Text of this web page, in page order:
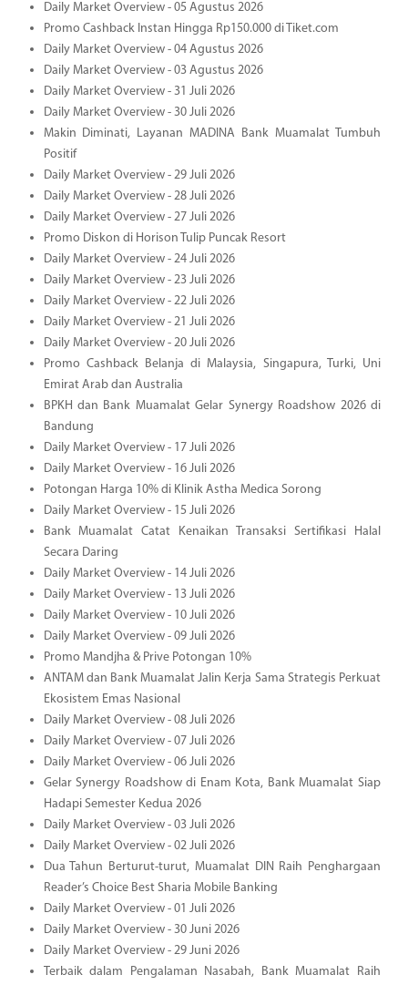
Daily Market Overview - 05 Agustus 2026
Promo Cashback Instan Hingga Rp150.000 di Tiket.com
Daily Market Overview - 04 Agustus 2026
Daily Market Overview - 03 Agustus 2026
Daily Market Overview - 31 Juli 2026
Daily Market Overview - 30 Juli 2026
Makin Diminati, Layanan MADINA Bank Muamalat Tumbuh
Positif
Daily Market Overview - 29 Juli 2026
Daily Market Overview - 28 Juli 2026
Daily Market Overview - 27 Juli 2026
Promo Diskon di Horison Tulip Puncak Resort
Daily Market Overview - 24 Juli 2026
Daily Market Overview - 23 Juli 2026
Daily Market Overview - 22 Juli 2026
Daily Market Overview - 21 Juli 2026
Daily Market Overview - 20 Juli 2026
Promo Cashback Belanja di Malaysia, Singapura, Turki, Uni
Emirat Arab dan Australia
BPKH dan Bank Muamalat Gelar Synergy Roadshow 2026 di
Bandung
Daily Market Overview - 17 Juli 2026
Daily Market Overview - 16 Juli 2026
Potongan Harga 10% di Klinik Astha Medica Sorong
Daily Market Overview - 15 Juli 2026
Bank Muamalat Catat Kenaikan Transaksi Sertifikasi Halal
Secara Daring
Daily Market Overview - 14 Juli 2026
Daily Market Overview - 13 Juli 2026
Daily Market Overview - 10 Juli 2026
Daily Market Overview - 09 Juli 2026
Promo Mandjha & Prive Potongan 10%
ANTAM dan Bank Muamalat Jalin Kerja Sama Strategis Perkuat
Ekosistem Emas Nasional
Daily Market Overview - 08 Juli 2026
Daily Market Overview - 07 Juli 2026
Daily Market Overview - 06 Juli 2026
Gelar Synergy Roadshow di Enam Kota, Bank Muamalat Siap
Hadapi Semester Kedua 2026
Daily Market Overview - 03 Juli 2026
Daily Market Overview - 02 Juli 2026
Dua Tahun Berturut-turut, Muamalat DIN Raih Penghargaan
Reader’s Choice Best Sharia Mobile Banking
Daily Market Overview - 01 Juli 2026
Daily Market Overview - 30 Juni 2026
Daily Market Overview - 29 Juni 2026
Terbaik dalam Pengalaman Nasabah, Bank Muamalat Raih